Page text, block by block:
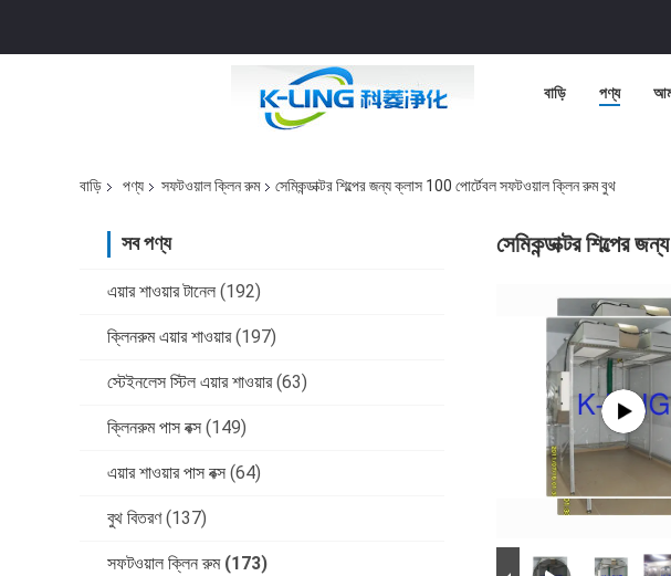
বাড়ি পণ্য
বাড়ি পণ্য সফটওয়াল ক্লিন রুম সেমিকন্ডাক্টর শিল্পের জন্য ক্লাস 100 পোর্টেবল সফটওয়াল ক্লিন রুম বুথ
সব পণ্য
এয়ার শাওয়ার টানেল (192)
ক্লিনরুম এয়ার শাওয়ার (197)
স্টেইনলেস স্টিল এয়ার শাওয়ার (63)
ক্লিনরুম পাস বক্স (149)
এয়ার শাওয়ার পাস বক্স (64)
বুথ বিতরণ (137)
সফটওয়াল ক্লিন রুম (173)
সেমিকন্ডাক্টর